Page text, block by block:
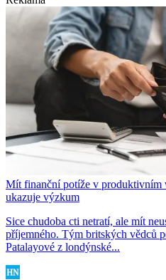
Mít finanční potíže v produktivním
ukazuje výzkum
Sice chudoba cti netratí, ale mít
příjemného. Tým britských vědců
Patalayové z londýnské...